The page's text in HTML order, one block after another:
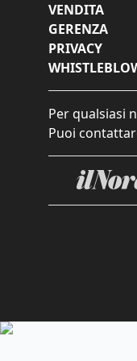
VENDITA
GERENZA
PRIVACY
Per qualsiasi
Puoi